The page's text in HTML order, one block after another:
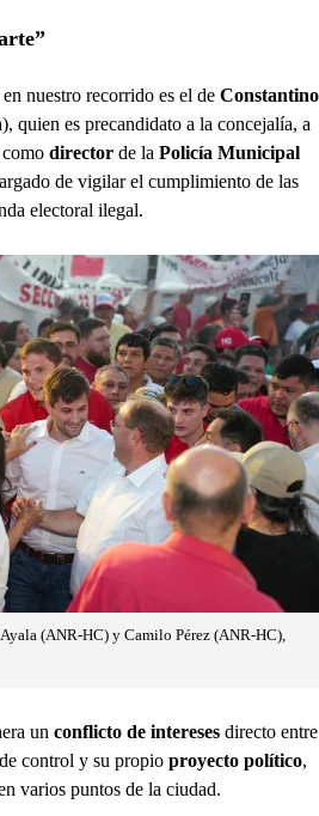
nuestro recorrido es el de Constantino
quien es precandidato a la concejalía, a
director de la Policía Municipal
de vigilar el cumplimiento de las
electoral ilegal.
(ANR-HC) y Camilo Pérez (ANR-HC),
un conflicto de intereses directo entre
control y su propio proyecto político,
varios puntos de la ciudad.